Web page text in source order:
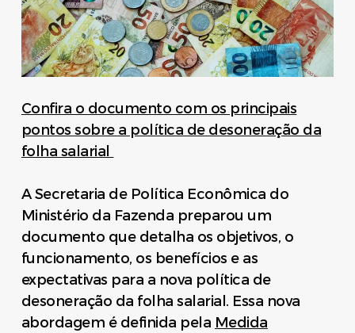
Confira o documento com os principais
pontos sobre a política de desoneração da
folha salarial
A Secretaria de Política Econômica do
Ministério da Fazenda preparou um
documento que detalha os objetivos, o
funcionamento, os benefícios e as
expectativas para a nova política de
desoneração da folha salarial. Essa nova
abordagem é definida pela Medida